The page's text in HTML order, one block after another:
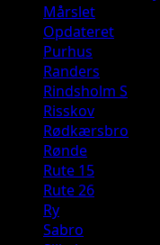
Mårslet
Opdateret
Purhus
Randers
Rindsholm S
Risskov
Rødkærsbro
Rønde
Rute 15
Rute 26
Ry
Sabro